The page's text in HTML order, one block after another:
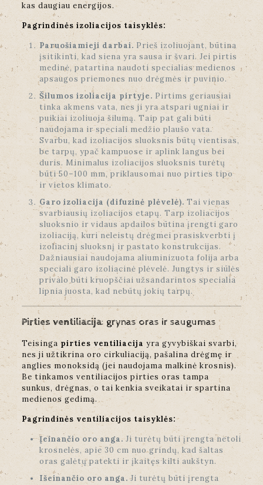
kas daugiau energijos.
Pagrindinės izoliacijos taisyklės:
Paruošiamieji darbai.Prieš izoliuojant, būtina
įsitikinti, kad siena yra sausa ir švari. Jei pirtis
medinė, patartina naudoti specialias medienos
apsaugos priemones nuo drėgmės ir puvinio.
Šilumos izoliacija pirtyje. Pirtims geriausiai
tinka akmens vata, nes ji yra atspari ugniai ir
puikiai izoliuoja šilumą. Taip pat gali būti
naudojama ir speciali medžio plaušo vata.
Svarbu, kad izoliacijos sluoksnis būtų vientisas,
be tarpų, ypač kampuose ir aplink langus bei
duris. Minimalus izoliacijos sluoksnis turėtų
būti 50–100 mm, priklausomai nuo pirties tipo
ir vietos klimato.
Garo izoliacija (difuzinė plėvelė).Tai vienas
svarbiausių izoliacijos etapų. Tarp izoliacijos
sluoksnio ir vidaus apdailos būtina įrengti garo
izoliaciją, kuri neleistų drėgmei prasiskverbti į
izoliacinį sluoksnį ir pastato konstrukcijas.
Dažniausiai naudojama aliuminizuota folija arba
speciali garo izoliacinė plėvelė. Jungtys ir siūlės
privalo būti kruopščiai užsandarintos specialia
lipnia juosta, kad nebūtų jokių tarpų.
Pirties ventiliacija: grynas oras ir saugumas
Teisingapirties ventiliacija yra gyvybiškai svarbi,
nes ji užtikrina oro cirkuliaciją, pašalina drėgmę ir
anglies monoksidą (jei naudojama malkinė krosnis).
Be tinkamos ventiliacijos pirties oras tampa
sunkus, drėgnas, o tai kenkia sveikatai ir spartina
medienos gedimą.
Pagrindinės ventiliacijos taisyklės:
Įeinančio oro anga.Ji turėtų būti įrengta netoli
krosnelės, apie 30 cm nuo grindų, kad šaltas
oras galėtų patekti ir įkaitęs kilti aukštyn.
Išeinančio oro anga.Ji turėtų būti įrengta